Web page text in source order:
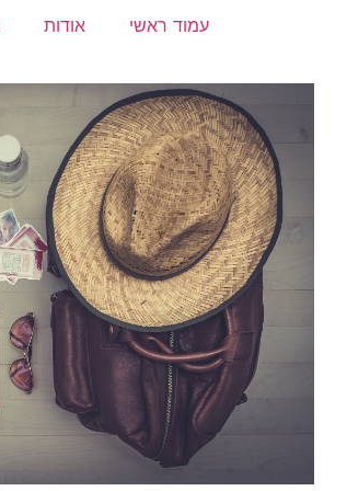
עמוד ראשי אודות